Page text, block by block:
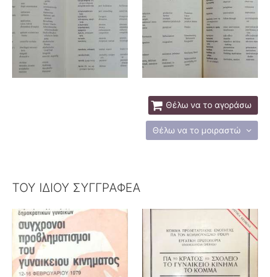
Θέλω να το αγοράσω
Θέλω να το μοιραστώ
ΤΟΥ ΙΔΙΟΥ ΣΥΓΓΡΑΦΕΑ